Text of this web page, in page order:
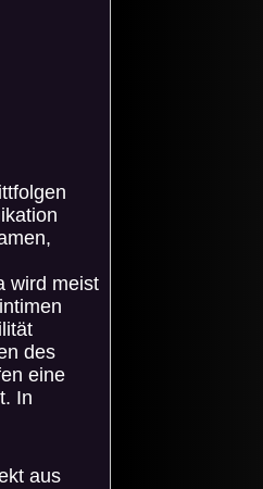
wird meist
des
eine
In
aus